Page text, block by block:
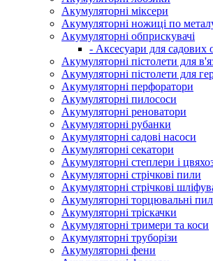
Акумуляторні міксери
Акумуляторні ножиці по
Акумуляторні обприскувачі
- Аксесуари для садових
Акумуляторні пістолети для
Акумуляторні пістолети для
Акумуляторні перфоратори
Акумуляторні пилососи
Акумуляторні реноватори
Акумуляторні рубанки
Акумуляторні садові насоси
Акумуляторні секатори
Акумуляторні степлери і
Акумуляторні стрічкові пили
Акумуляторні стрічкові
Акумуляторні торцювальні
Акумуляторні тріскачки
Акумуляторні тримери та коси
Акумуляторні труборізи
Акумуляторні фени